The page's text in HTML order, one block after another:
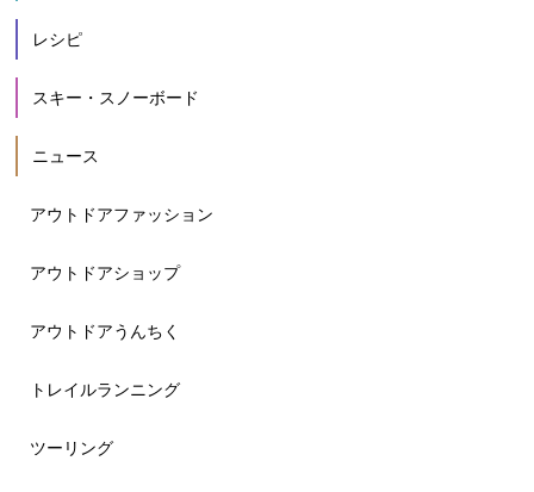
レシピ
スキー・スノーボード
ニュース
アウトドアファッション
アウトドアショップ
アウトドアうんちく
トレイルランニング
ツーリング